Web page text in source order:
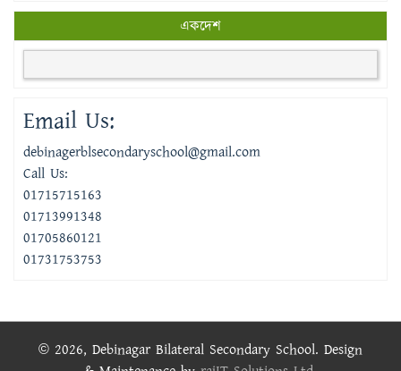
একদেশ
Email Us:
debinagerblsecondaryschool@gmail.com
Call Us:
01715715163
01713991348
01705860121
01731753753
© 2026, Debinagar Bilateral Secondary School. Design